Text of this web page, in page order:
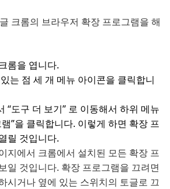
크롬의 브라우저 확장 프로그램을 해
롬을 엽니다.
는 점 세 개 메뉴 아이콘을 클릭합니
“도구 더 보기” 로 이동해서 하위 메뉴
”을 클릭합니다. 이렇게 하면 확장 프
릴 것입니다.
지에서 크롬에서 설치된 모든 확장 프
일 것입니다. 확장 프로그램을 끄려면
시거나 옆에 있는 스위치의 토글로 끄